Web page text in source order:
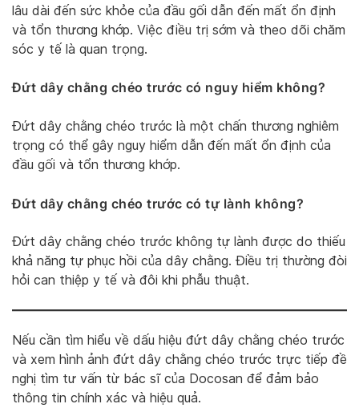
lâu dài đến sức khỏe của đầu gối dẫn đến mất ổn định
và tổn thương khớp. Việc điều trị sớm và theo dõi chăm
sóc y tế là quan trọng.
Đứt dây chằng chéo trước có nguy hiểm không?
Đứt dây chằng chéo trước là một chấn thương nghiêm
trọng có thể gây nguy hiểm dẫn đến mất ổn định của
đầu gối và tổn thương khớp.
Đứt dây chằng chéo trước có tự lành không?
Đứt dây chằng chéo trước không tự lành được do thiếu
khả năng tự phục hồi của dây chằng. Điều trị thường đòi
hỏi can thiệp y tế và đôi khi phẫu thuật.
Nếu cần tìm hiểu về dấu hiệu đứt dây chằng chéo trước
và xem hình ảnh đứt dây chằng chéo trước trực tiếp đề
nghị tìm tư vấn từ bác sĩ của Docosan để đảm bảo
thông tin chính xác và hiệu quả.